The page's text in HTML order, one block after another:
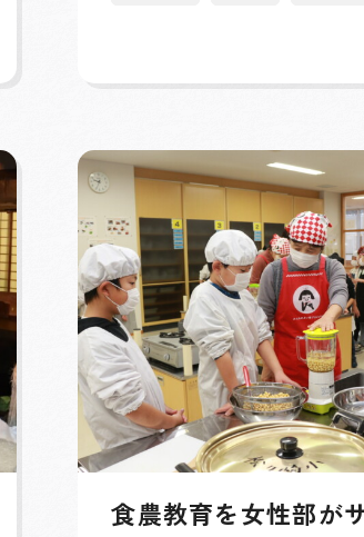
食農教育を女性部が